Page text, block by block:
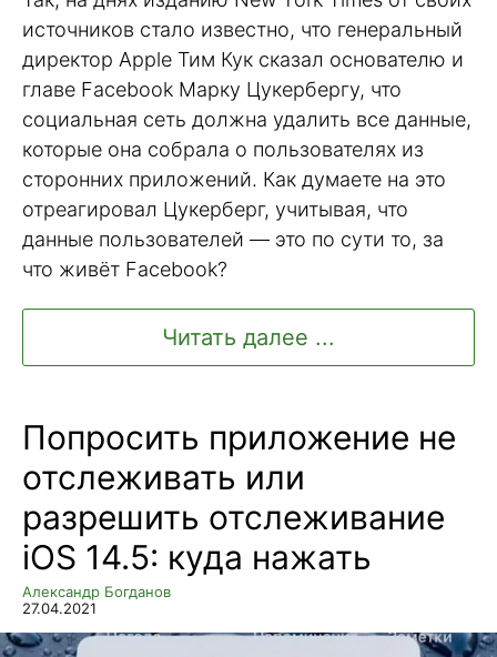
источников стало известно, что генеральный
директор Apple Тим Кук сказал основателю и
главе Facebook Марку Цукербергу, что
социальная сеть должна удалить все данные,
которые она собрала о пользователях из
сторонних приложений. Как думаете на это
отреагировал Цукерберг, учитывая, что
данные пользователей — это по сути то, за
что живёт Facebook?
Читать далее ...
Попросить приложение не
отслеживать или
разрешить отслеживание
iOS 14.5: куда нажать
Александр Богданов
27.04.2021